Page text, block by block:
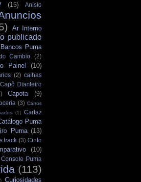
(15)
Anisio
Ar Interno
publicado
Bancos Puma
Cambio (2)
Painel (10)
(2) calhas
Capô Dianteiro
Capota (9)
(3) Carros
(1) Cartaz
Puma
Puma (13)
track (3) Cinto
(10)
Console Puma
(113)
Curiosidades